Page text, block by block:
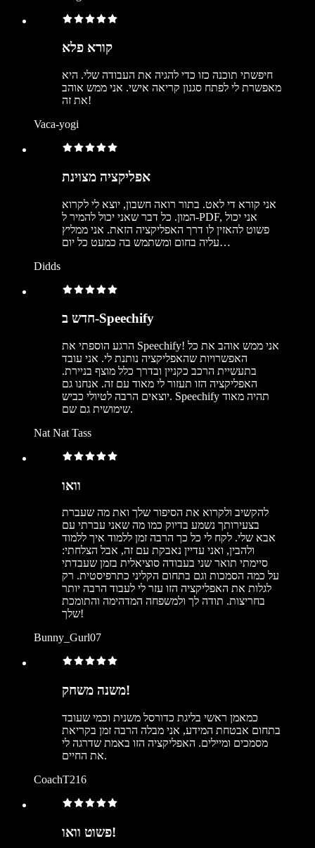
קורא פלא
חיפשתי תוכנה כזו כדי להגיה את העבודה שלי. היא
מאפשרת לי לפתח סגנון קריאה אישי. אני ממש אוהב
את זה!
Vaca-yogi
אפליקציה מצוינת
אני קורא די לאט. בתור רואה חשבון, יוצא לי לקרוא
המון. כל דבר שאני יכול להמיר ל‑PDF, אני יכול
פשוט להאזין לו דרך האפליקציה הזאת. אני ממליץ
עליה בחום ומשתמש בה כמעט כל יום…
Didds
חדש ב-Speechify
הרגע הוספתי את Speechify! אני ממש אוהב את כל
האפשרויות שהאפליקציה נותנת לי. אני עובד
בתעשיית הרכב כקניין ובדרך כלל מוצף בניירת.
האפליקציה הזו תעזור לי מאוד עם זה. אנחנו גם
יוצאים הרבה לטיולי כביש. Speechify תהיה מאוד
שימושית גם שם.
Nat Nat Tass
וואו
להקשיב ולקרוא את הסיפור שלך ואת מה שעברת
בצעירותך נשמע בדיוק כמו מה שאני עברתי עם
אבא שלי. לקח לי כל כך הרבה זמן ללמוד איך ללמוד
ולהבין, ואני עדיין נאבקת עם זה, אבל הצלחתי:
סיימתי תואר שני בעבודה סוציאלית בזמן שעבדתי
על כמה הסמכות וגם בתחום הקליני כתרפיסטית. רק
לגלות את האפליקציה הזו עזר לי לעבוד הרבה יותר
בחריצות. תודה לך ולמשפחה המדהימה והתומכת
שלך!
Bunny_Gurl07
משנה משחק!
כמאמן ראשי בליגת כדורסל משנית וכמי שעובד
בתחום אבטחת המידע, אני מבלה הרבה זמן בקריאת
מסמכים ומיילים. האפליקציה הזו באמת שדרגה לי
את החיים.
CoachT216
פשוט וואו!